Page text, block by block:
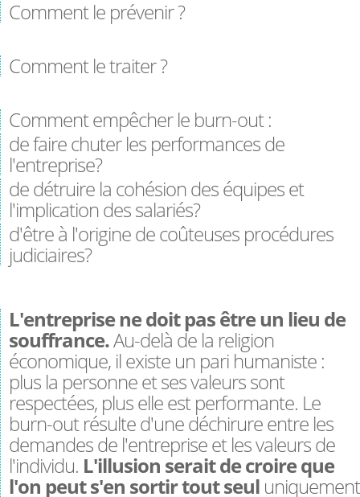
Comment le prévenir ?
Comment le traiter ?
Comment empêcher le burn-out :
de faire chuter les performances de
l'entreprise?
de détruire la cohésion des équipes et
l'implication des salariés?
d'être à l'origine de coûteuses procédures
judiciaires?​
​L'entreprise ne doit pas être un lieu de
souffrance.Au-delà de la religion
économique, il existe un pari humaniste :
plus la personne et ses valeurs sont
respectées, plus elle est performante. Le
burn-out résulte d'une déchirure entre les
demandes de l'entreprise et les valeurs de
l'individu. L'illusion serait de croire que
l'on peut s'en sortir tout seul uniquement